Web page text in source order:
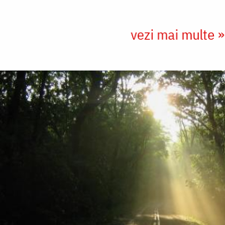
vezi mai multe »